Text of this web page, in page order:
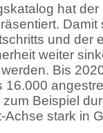
hat
Damit
und der
weiter
Bis
Beispiel
Achse stark in